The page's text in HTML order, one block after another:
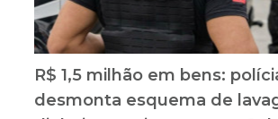
R$ 1,5 milhão em bens:
desmonta esquema de